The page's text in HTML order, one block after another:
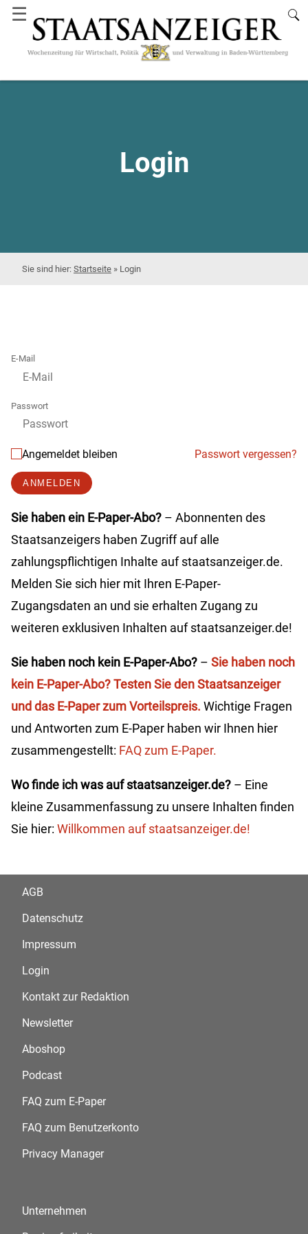
☰
Login
Startseite » Login
E-Mail
Passwort
Angemeldet bleiben Passwort vergessen?
ANMELDEN
Sie haben ein E-Paper-Abo? – Abonnenten des
Staatsanzeigers haben Zugriff auf alle
zahlungspflichtigen Inhalte auf staatsanzeiger.de.
Melden Sie sich hier mit Ihren E-Paper-
Zugangsdaten an und sie erhalten Zugang zu
weiteren exklusiven Inhalten auf staatsanzeiger.de!
Sie haben noch kein E-Paper-Abo? – Sie haben noch
kein E-Paper-Abo? Testen Sie den Staatsanzeiger
und das E-Paper zum Vorteilspreis. Wichtige Fragen
und Antworten zum E-Paper haben wir Ihnen hier
zusammengestellt: FAQ zum E-Paper.
Wo finde ich was auf staatsanzeiger.de? – Eine
kleine Zusammenfassung zu unsere Inhalten finden
Sie hier: Willkommen auf staatsanzeiger.de!
AGB
Datenschutz
Impressum
Login
Kontakt zur Redaktion
Newsletter
Aboshop
Podcast
FAQ zum E-Paper
FAQ zum Benutzerkonto
Privacy Manager
Unternehmen